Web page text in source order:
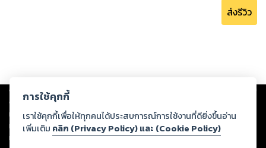
ส่งรีวิว
Copyright © 2026
ต่อผลงานหรือเนื้อหาใดที่อัปโหลดผ่านเว็บไซต์และปรากฏว่าละเมิดสิทธิใน
ทรัพย์สินทางปัญญาของบุคคลอื่นหรือขัดต่อกฎหมายและศีลธรรม ดังนั้น ผู้อ่าน
ทุกท่านโปรดใช้วิจารณญาณในการกลั่นกรองด้วยตนเอง และหากท่านพบว่าส่วน
หนึ่งส่วนใดขัดต่อกฎหมายและศีลธรรม กรุณาแจ้งมายังบริษัท เพื่อทีมงานจะได้
การใช้คุกกี้
เราใช้คุกกี้เพื่อให้ทุกคนได้ประสบการณ์การใช้งานที่ดียิ่งขึ้นอ่าน
เพิ่มเติม คลิก (Privacy Policy) และ (Cookie Policy)